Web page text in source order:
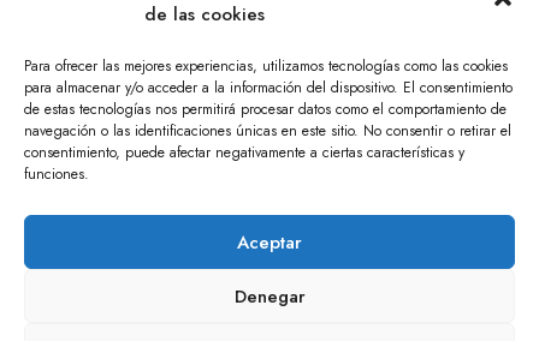
de las cookies
Para ofrecer las mejores experiencias, utilizamos tecnologías como las cookies
para almacenar y/o acceder a la información del dispositivo. El consentimiento
de estas tecnologías nos permitirá procesar datos como el comportamiento de
navegación o las identificaciones únicas en este sitio. No consentir o retirar el
consentimiento, puede afectar negativamente a ciertas características y
funciones.
Aceptar
Denegar
ÁNGULO TRES.